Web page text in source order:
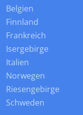
Belgien
Finnland
Frankreich
Isergebirge
Italien
Norwegen
Riesengebirge
Schweden